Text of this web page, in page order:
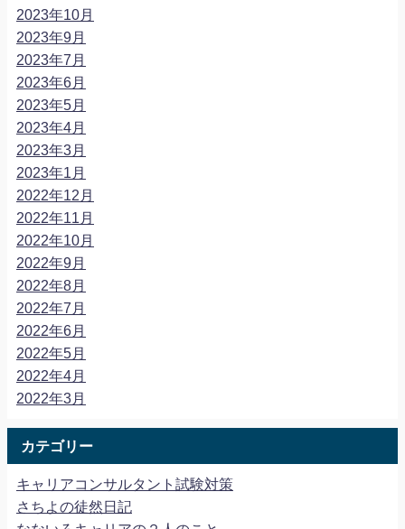
2023年10月
2023年9月
2023年7月
2023年6月
2023年5月
2023年4月
2023年3月
2023年1月
2022年12月
2022年11月
2022年10月
2022年9月
2022年8月
2022年7月
2022年6月
2022年5月
2022年4月
2022年3月
カテゴリー
キャリアコンサルタント試験対策
さちよの徒然日記